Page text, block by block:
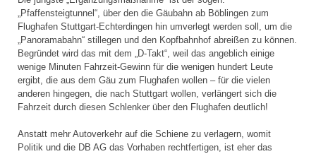
„Pfaffensteigtunnel“, über den die Gäubahn ab Böblingen zum
Flughafen Stuttgart-Echterdingen hin umverlegt werden soll, um die
„Panoramabahn“ stillegen und den Kopfbahnhof abreißen zu können.
Begründet wird das mit dem „D-Takt“, weil das angeblich einige
wenige Minuten Fahrzeit-Gewinn für die wenigen hundert Leute
ergibt, die aus dem Gäu zum Flughafen wollen – für die vielen
anderen hingegen, die nach Stuttgart wollen, verlängert sich die
Fahrzeit durch diesen Schlenker über den Flughafen deutlich!
Anstatt mehr Autoverkehr auf die Schiene zu verlagern, womit
Politik und die DB AG das Vorhaben rechtfertigen, ist eher das